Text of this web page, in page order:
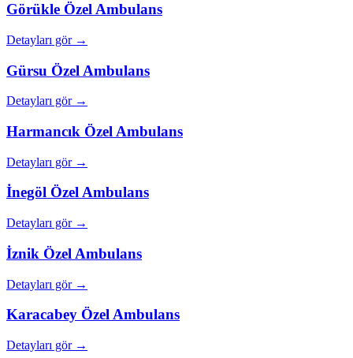
Görükle Özel Ambulans
Detayları gör →
Gürsu Özel Ambulans
Detayları gör →
Harmancık Özel Ambulans
Detayları gör →
İnegöl Özel Ambulans
Detayları gör →
İznik Özel Ambulans
Detayları gör →
Karacabey Özel Ambulans
Detayları gör →